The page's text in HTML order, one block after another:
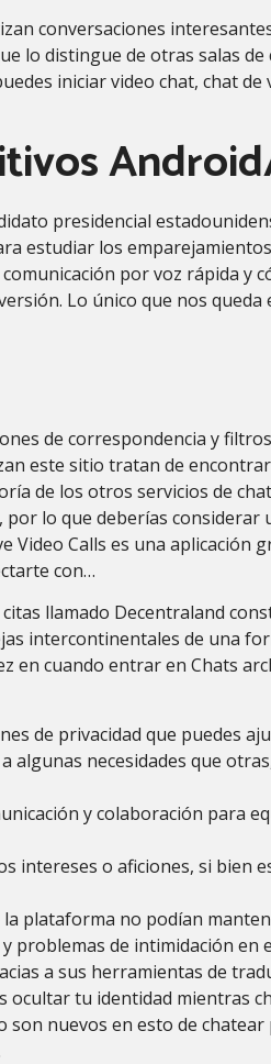
conversaciones
lo distingue de otras salas de
iniciar video chat, chat
presidencial
estudiar los
por voz rápida y
Lo único que nos
de correspondencia y
este sitio tratan de
de los otros servicios de
lo que deberías considerar
Calls es una aplicación
con…
llamado Decentraland
intercontinentales de una
cuando entrar en Chats
de privacidad que puedes
necesidades que
y colaboración para
intereses o aficiones, si bien
plataforma no podían
de intimidación en
a sus herramientas de
tu identidad mientras
nuevos en esto de